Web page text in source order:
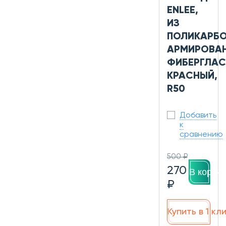
ENLEE,
ИЗ
КРАСНЫЙ,
R50
Добавить
к
сравнению
500 ₽
270
₽
В
Купить в 1